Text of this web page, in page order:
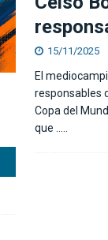
15/11/2025
El
responsables
Copa del
que